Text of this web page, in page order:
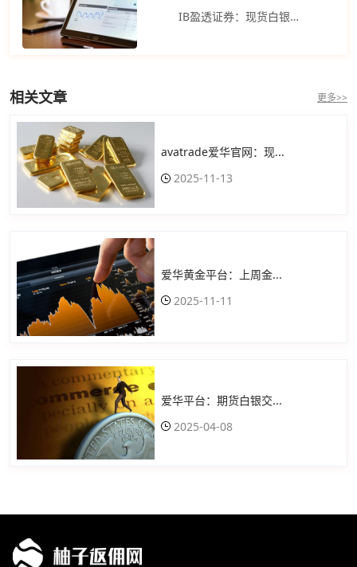
IB盈透证券：现货白银维持日内升势 银价进一步走高
相关文章 更多>>
avatrade爱华官网：现...
2025-11-13
爱华黄金平台：上周金...
2025-11-11
爱华平台：期货白银交...
2025-04-08